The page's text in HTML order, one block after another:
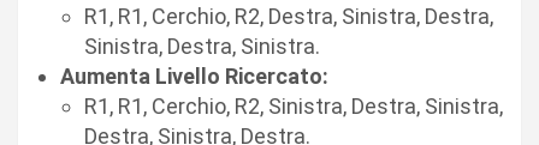
R1, R1, Cerchio, R2, Destra, Sinistra, Destra,
Sinistra, Destra, Sinistra.
Aumenta Livello Ricercato:
R1, R1, Cerchio, R2, Sinistra, Destra, Sinistra,
Destra, Sinistra, Destra.